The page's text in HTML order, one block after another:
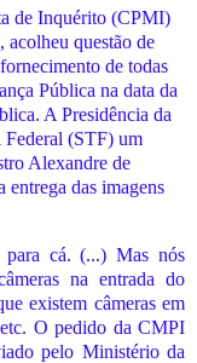
de Inquérito (CPMI)
questão de
de todas
Pública na data da
A Presidência da
Federal (STF) um
Alexandre de
entrega das imagens
cá. (...) Mas nós
na entrada do
existem câmeras em
O pedido da CMPI
pelo Ministério da